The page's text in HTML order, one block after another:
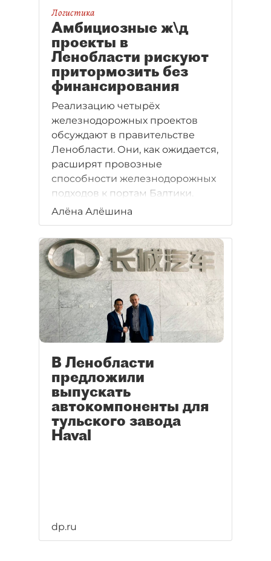
Логистика
Амбициозные ж\д
проекты в
Ленобласти рискуют
притормозить без
финансирования
Реализацию четырёх
железнодорожных проектов
обсуждают в правительстве
Ленобласти. Они, как ожидается,
расширят провозные
способности железнодорожных
подходов к портам Балтики.
Алёна Алёшина
В Ленобласти
предложили
выпускать
автокомпоненты для
тульского завода
Haval
dp.ru